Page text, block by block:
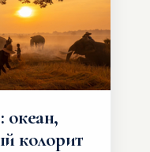
океан,
колорит